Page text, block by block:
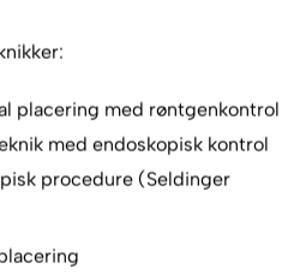
placering med røntgenkontrol
med endoskopisk kontrol
procedure (Seldinger